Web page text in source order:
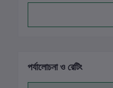
পর্যালোচনা ও রেটিং